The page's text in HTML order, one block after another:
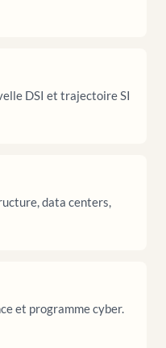
DSI et trajectoire SI
data centers,
et programme cyber.